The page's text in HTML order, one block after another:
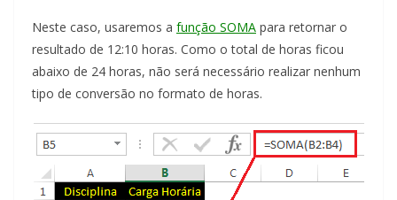
Neste caso, usaremos a função SOMA para retornar o
resultado de 12:10 horas. Como o total de horas ficou
abaixo de 24 horas, não será necessário realizar nenhum
tipo de conversão no formato de horas.